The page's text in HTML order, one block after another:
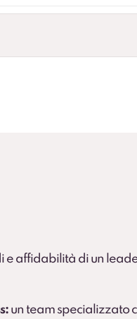
e affidabilità di un
un team specializzato